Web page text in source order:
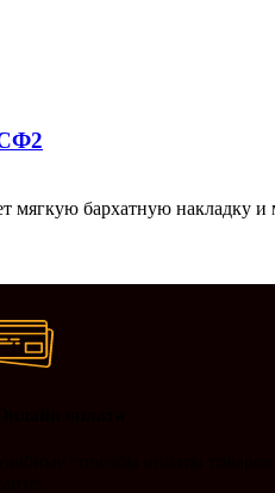
мягкую бархатную накладку